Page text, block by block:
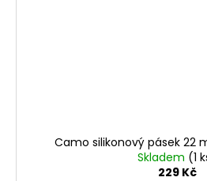
Camo silikonový pásek 22
Skladem (1
229 Kč